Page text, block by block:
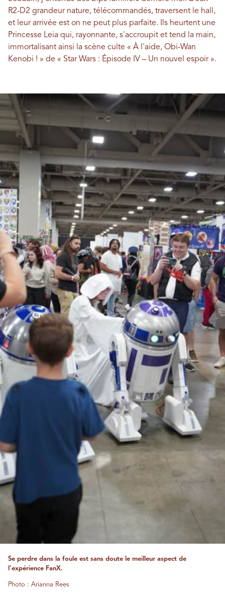
R2-D2 grandeur nature, télécommandés, traversent le hall,
et leur arrivée est on ne peut plus parfaite. Ils heurtent une
Princesse Leia qui, rayonnante, s'accroupit et tend la main,
immortalisant ainsi la scène culte « À l'aide, Obi-Wan
Kenobi ! » de « Star Wars : Épisode IV – Un nouvel espoir ».
Se perdre dans la foule est sans doute le meilleur aspect de
l'expérience FanX.
Photo : Arianna Rees